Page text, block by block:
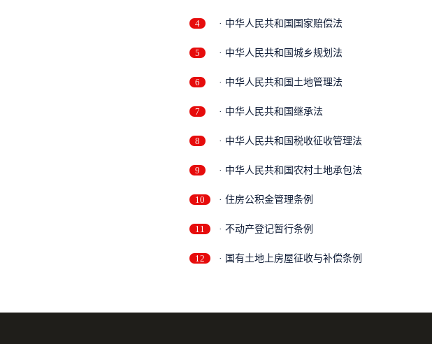
4 · 中华人民共和国国家赔偿法
5 · 中华人民共和国城乡规划法
6 · 中华人民共和国土地管理法
7 · 中华人民共和国继承法
8 · 中华人民共和国税收征收管理法
9 · 中华人民共和国农村土地承包法
10 · 住房公积金管理条例
11 · 不动产登记暂行条例
12 · 国有土地上房屋征收与补偿条例